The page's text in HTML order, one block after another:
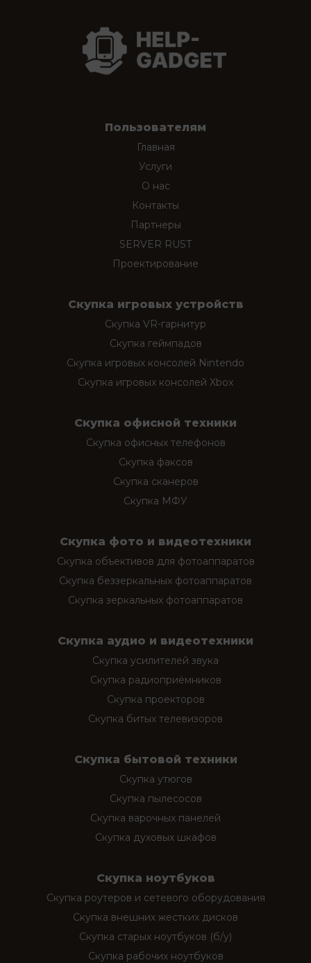
Пользователям
Главная
Услуги
О нас
Контакты
Партнеры
SERVER RUST
Проектирование
Скупка игровых устройств
Скупка VR-гарнитур
Скупка геймпадов
Скупка игровых консолей Nintendo
Скупка игровых консолей Xbox
Скупка офисной техники
Скупка офисных телефонов
Скупка факсов
Скупка сканеров
Скупка МФУ
Скупка фото и видеотехники
Скупка объективов для фотоаппаратов
Скупка беззеркальных фотоаппаратов
Скупка зеркальных фотоаппаратов
Скупка аудио и видеотехники
Скупка усилителей звука
Скупка радиоприёмников
Скупка проекторов
Скупка битых телевизоров
Скупка бытовой техники
Скупка утюгов
Скупка пылесосов
Скупка варочных панелей
Скупка духовых шкафов
Скупка ноутбуков
Скупка роутеров и сетевого оборудования
Скупка внешних жестких дисков
Скупка старых ноутбуков (б/у)
Скупка рабочих ноутбуков